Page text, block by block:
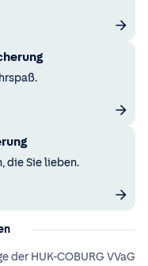
die Sie lieben.
der HUK-COBURG VVaG